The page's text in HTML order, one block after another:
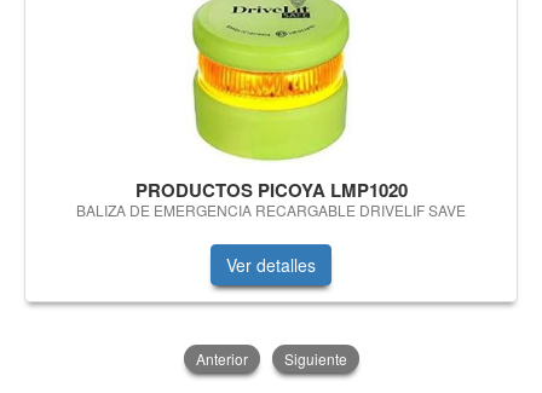
PRODUCTOS PICOYA LMP1020
BALIZA DE EMERGENCIA RECARGABLE DRIVELIF SAVE
Ver detalles
Anterior Siguiente